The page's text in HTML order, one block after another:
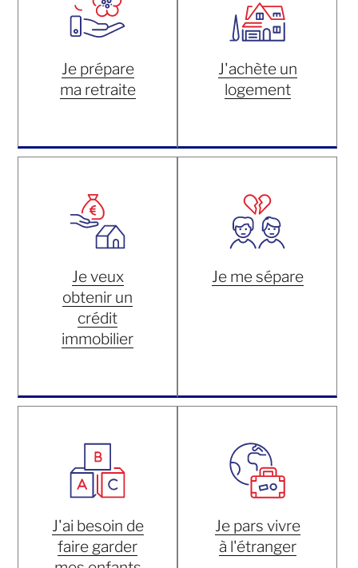
Je prépare
ma retraite
J'achète un
logement
Je veux
obtenir un
crédit
immobilier
Je me sépare
J'ai besoin de
faire garder
Je pars vivre
à l'étranger